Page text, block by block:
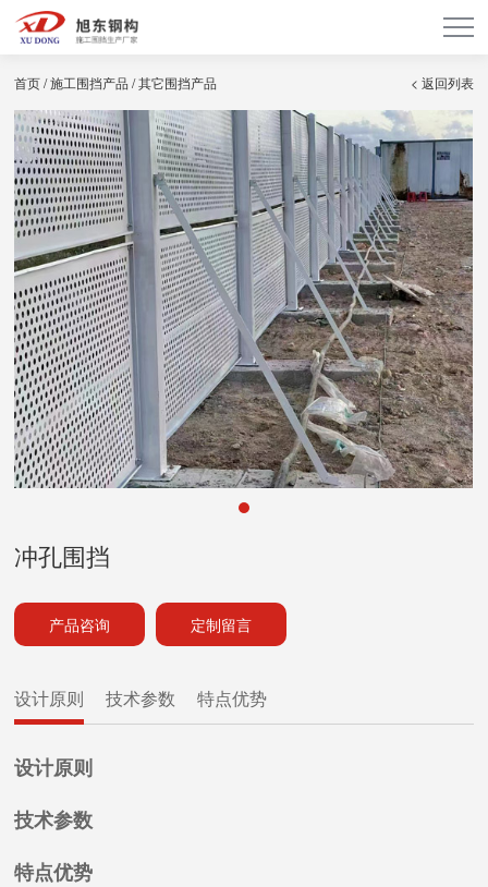
首页/施工围挡产品 /其它围挡产品 < 返回列表
冲孔围挡
产品咨询 定制留言
设计原则 技术参数 特点优势
设计原则
技术参数
特点优势